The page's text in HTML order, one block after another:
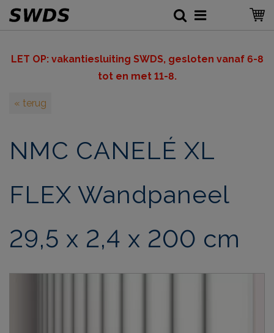
LET OP: vakantiesluiting SWDS, gesloten vanaf 6-8
tot en met 11-8.
« terug
NMC CANELÉ XL
FLEX Wandpaneel
29,5 x 2,4 x 200 cm